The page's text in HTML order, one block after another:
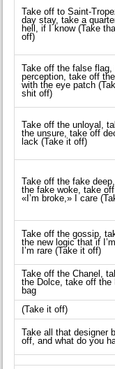
Take off to Saint-
day stay, take a
hell, if I know (Take
off)
Take off the false
perception, take off
with the eye patch
shit off)
Take off the unloyal,
the unsure, take off
lack (Take it off)
Take off the fake
the fake woke, take
«I’m broke,» I care
Take off the gossip,
the new logic that if
I’m rare (Take it off)
Take off the Chanel,
the Dolce, take off the
bag
(Take it off)
Take all that designer
off, and what do you